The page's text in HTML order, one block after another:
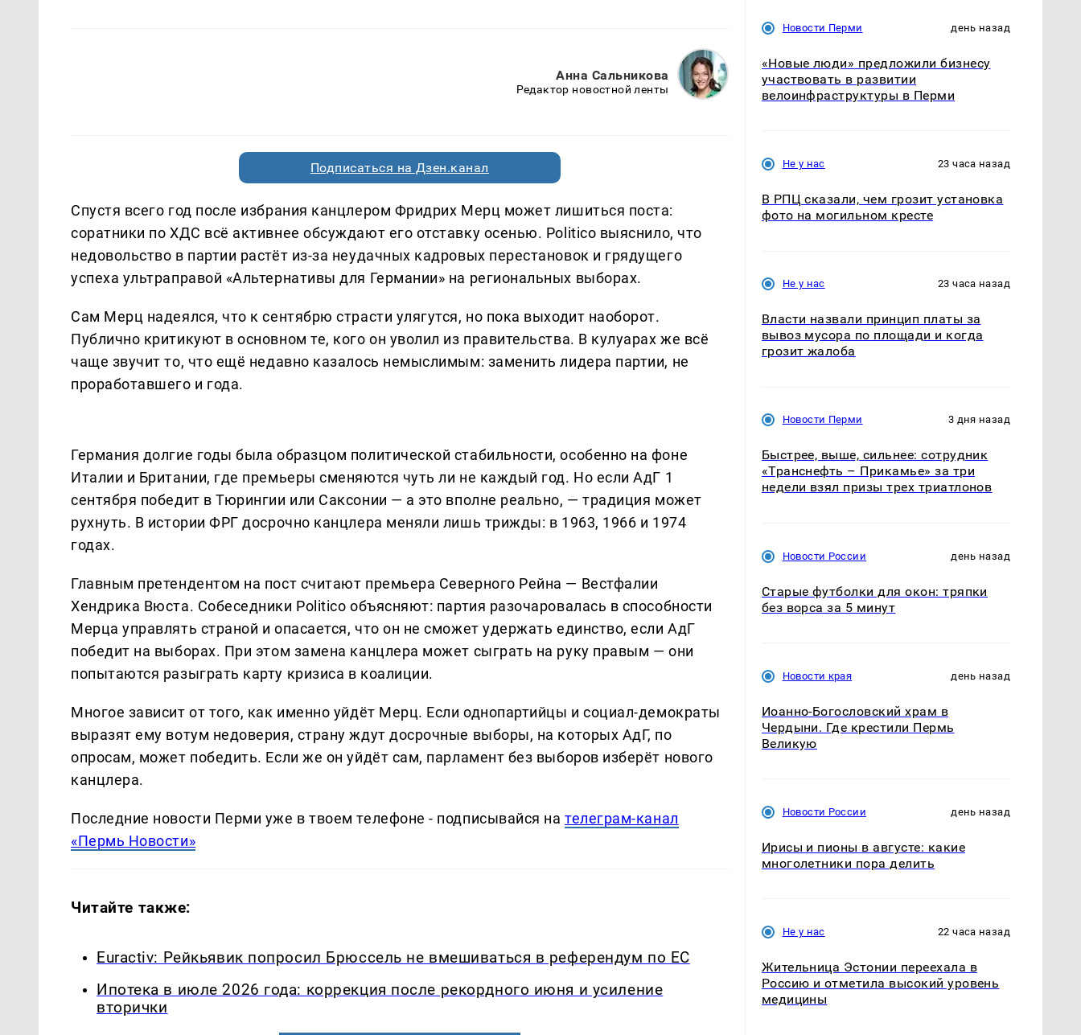
Анна Сальникова
Редактор новостной ленты
Подписаться на Дзен.канал
Спустя всего год после избрания канцлером Фридрих Мерц может лишиться поста:
соратники по ХДС всё активнее обсуждают его отставку осенью. Politico выяснило, что
недовольство в партии растёт из-за неудачных кадровых перестановок и грядущего
успеха ультраправой «Альтернативы для Германии» на региональных выборах.
Сам Мерц надеялся, что к сентябрю страсти улягутся, но пока выходит наоборот.
Публично критикуют в основном те, кого он уволил из правительства. В кулуарах же всё
чаще звучит то, что ещё недавно казалось немыслимым: заменить лидера партии, не
проработавшего и года.
Германия долгие годы была образцом политической стабильности, особенно на фоне
Италии и Британии, где премьеры сменяются чуть ли не каждый год. Но если АдГ 1
сентября победит в Тюрингии или Саксонии — а это вполне реально, — традиция может
рухнуть. В истории ФРГ досрочно канцлера меняли лишь трижды: в 1963, 1966 и 1974
годах.
Главным претендентом на пост считают премьера Северного Рейна — Вестфалии
Хендрика Вюста. Собеседники Politico объясняют: партия разочаровалась в способности
Мерца управлять страной и опасается, что он не сможет удержать единство, если АдГ
победит на выборах. При этом замена канцлера может сыграть на руку правым — они
попытаются разыграть карту кризиса в коалиции.
Многое зависит от того, как именно уйдёт Мерц. Если однопартийцы и социал-демократы
выразят ему вотум недоверия, страну ждут досрочные выборы, на которых АдГ, по
опросам, может победить. Если же он уйдёт сам, парламент без выборов изберёт нового
канцлера.
Последние новости Перми уже в твоем телефоне - подписывайся нателеграм-канал
«Пермь Новости»
Читайте также:
Euractiv: Рейкьявик попросил Брюссель не вмешиваться в референдум по ЕС
Ипотека в июле 2026 года: коррекция после рекордного июня и усиление
вторички
Новости Перми день назад
«Новые люди» предложили бизнесу
участвовать в развитии
велоинфраструктуры в Перми
Не у нас 23 часа назад
В РПЦ сказали, чем грозит установка
фото на могильном кресте
Не у нас 23 часа назад
Власти назвали принцип платы за
вывоз мусора по площади и когда
грозит жалоба
Новости Перми 3 дня назад
Быстрее, выше, сильнее: сотрудник
«Транснефть – Прикамье» за три
недели взял призы трех триатлонов
Новости России день назад
Старые футболки для окон: тряпки
без ворса за 5 минут
Новости края день назад
Иоанно-Богословский храм в
Чердыни. Где крестили Пермь
Великую
Новости России день назад
Ирисы и пионы в августе: какие
многолетники пора делить
Не у нас 22 часа назад
Жительница Эстонии переехала в
Россию и отметила высокий уровень
медицины